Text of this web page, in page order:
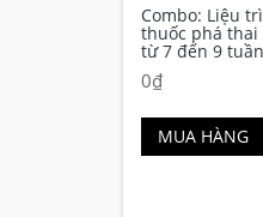
Combo: Liệu
thuốc phá thai
từ 7 đến 9 tuần
0₫
MUA HÀNG